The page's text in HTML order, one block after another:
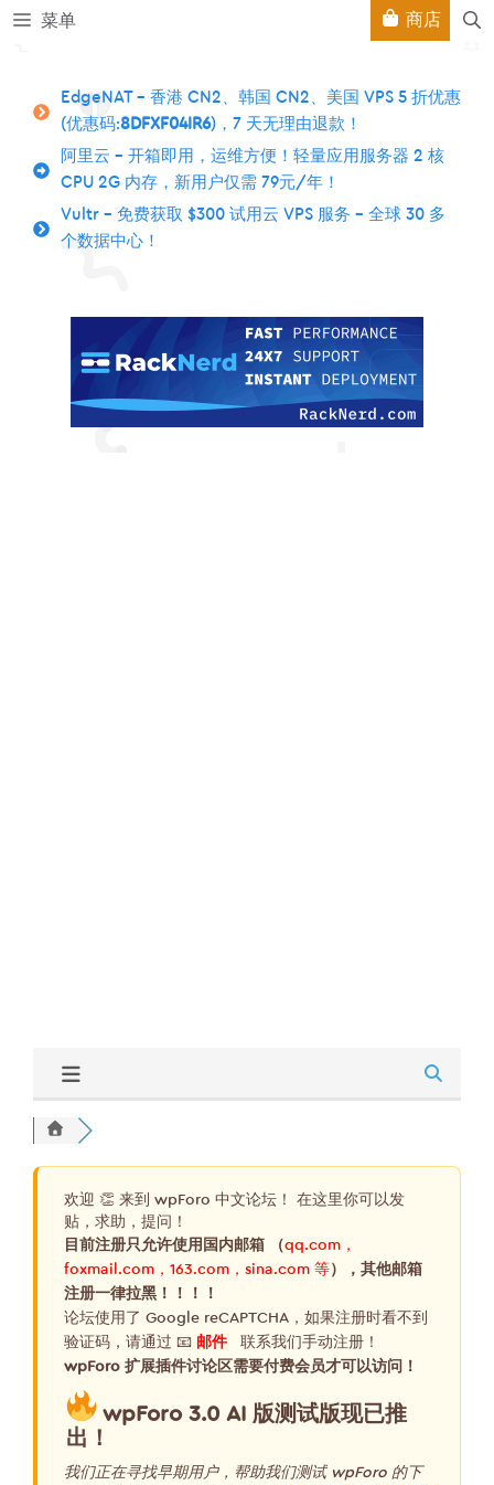
跳
菜单 商店
EdgeNAT – 香港 CN2、韩国 CN2、美国 VPS 5 折优惠
(优惠码:8DFXF04IR6)，7 天无理由退款！
阿里云 – 开箱即用，运维方便！轻量应用服务器 2 核
CPU 2G 内存，新用户仅需 79元/年！
Vultr – 免费获取 $300 试用云 VPS 服务 – 全球 30 多
个数据中心！
欢迎 👏 来到 wpForo 中文论坛！ 在这里你可以发
贴，求助，提问！
目前注册只允许使用国内邮箱 （qq.com，
foxmail.com，163.com，sina.com 等），其他邮箱
注册一律拉黑！！！！
论坛使用了 Google reCAPTCHA，如果注册时看不到
验证码，请通过 📧 邮件联系我们手动注册！
wpForo 扩展插件讨论区需要付费会员才可以访问！
wpForo 3.0 AI 版测试版现已推
出！
我们正在寻找早期用户，帮助我们测试 wpForo 的下